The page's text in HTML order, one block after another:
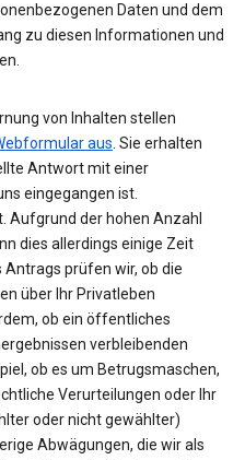
Daten und dem
zu diesen Informationen und
von Inhalten stellen
aus . Sie erhalten
Antwort mit einer
eingegangen ist.
Aufgrund der hohen Anzahl
dies allerdings einige Zeit
Antrags prüfen wir, ob die
über Ihr Privatleben
ob ein öffentliches
verbleibenden
ob es um Betrugsmaschen,
Verurteilungen oder Ihr
oder nicht gewählter)
Abwägungen, die wir als